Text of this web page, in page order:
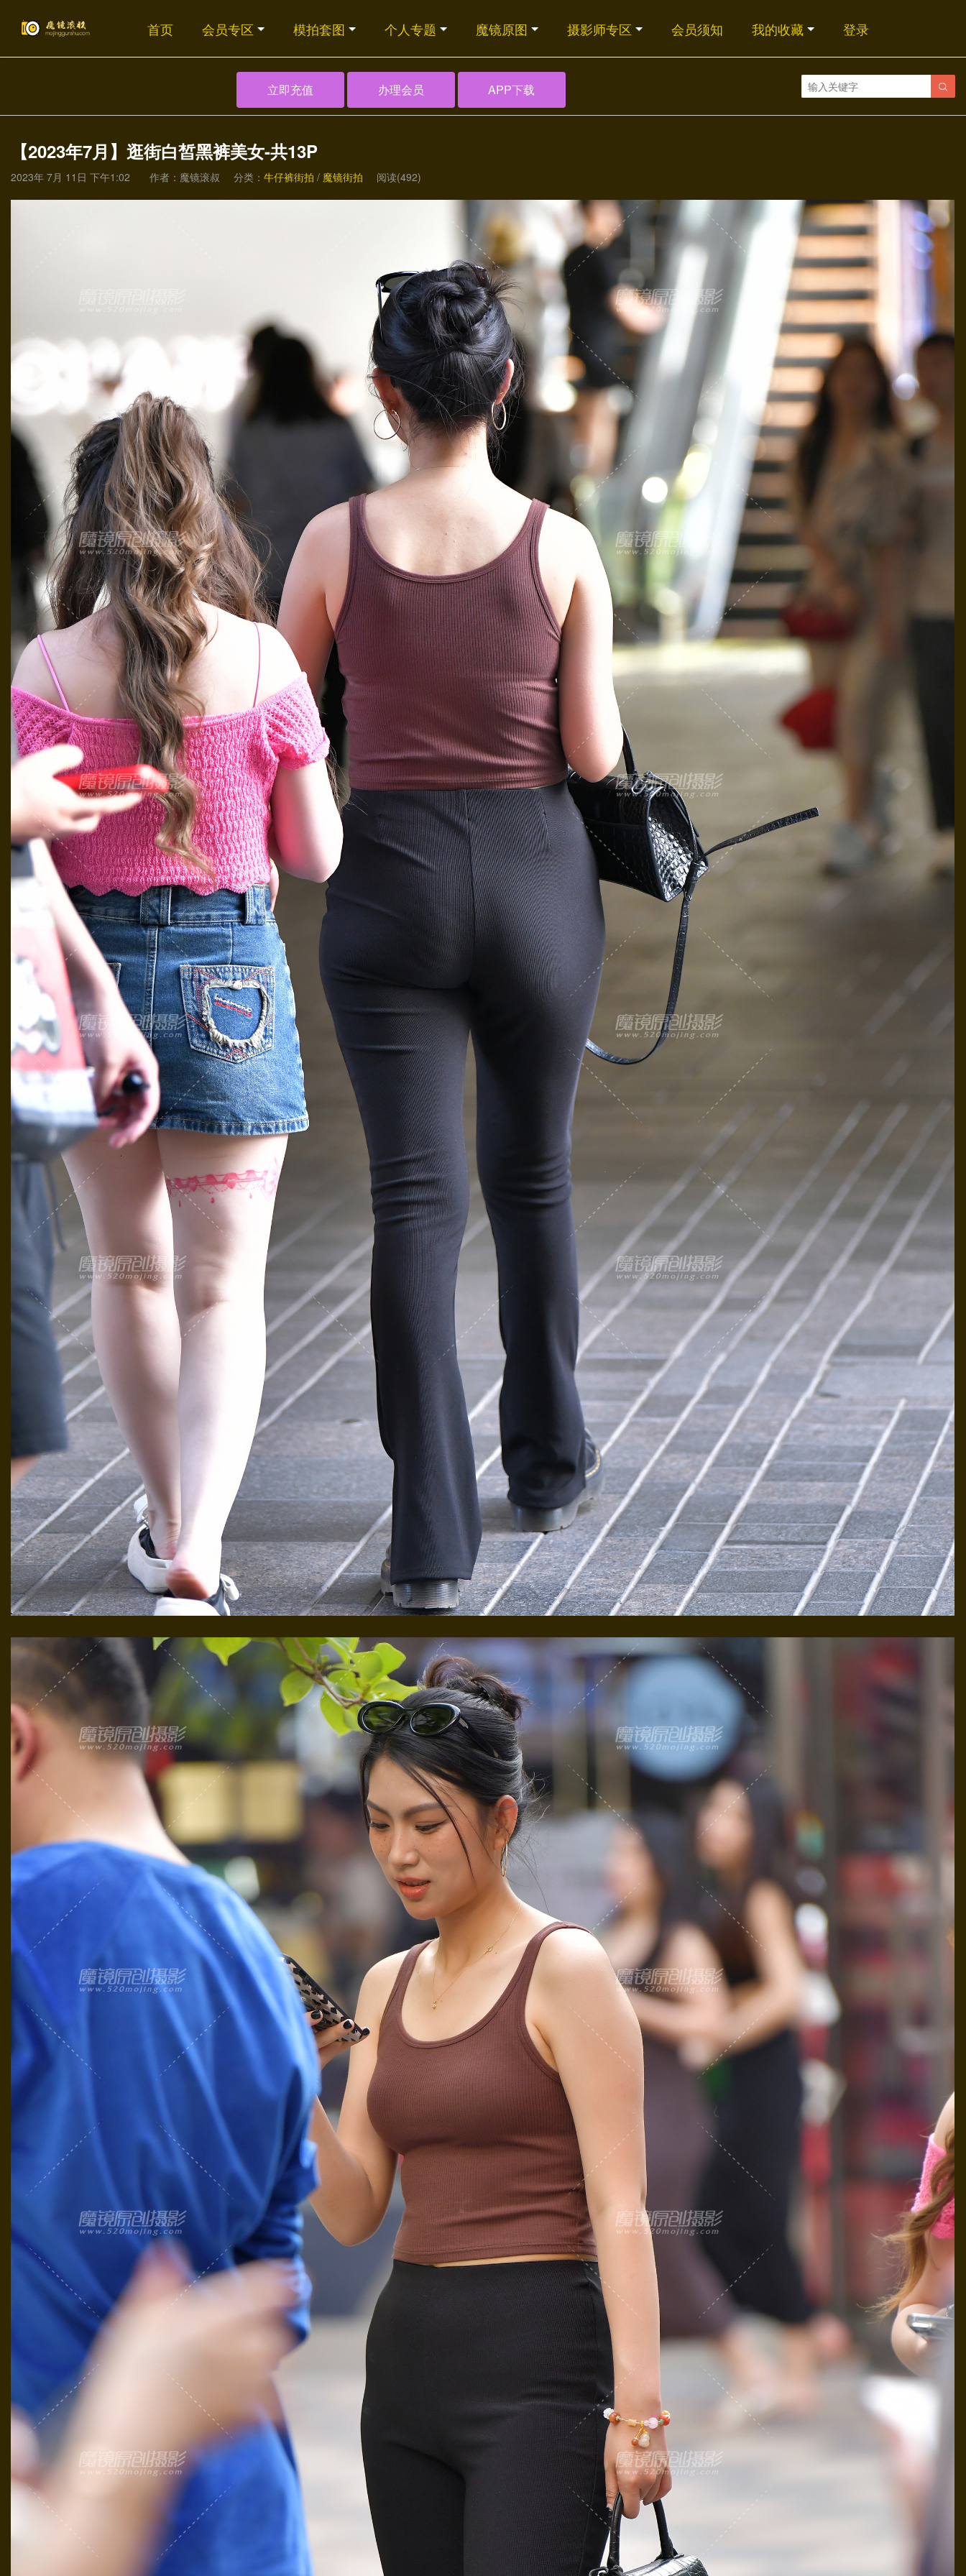
首页 会员专区 模拍套图 个人专题 魔镜原图 摄影师专区 会员须知 我的收藏 登录

立即充值 办理会员 APP下载
【2023年7月】逛街白皙黑裤美女-共13P
2023年 7月 11日 下午1:02 作者：魔镜滚叔 分类： 牛仔裤街拍 / 魔镜街拍 阅读(492)